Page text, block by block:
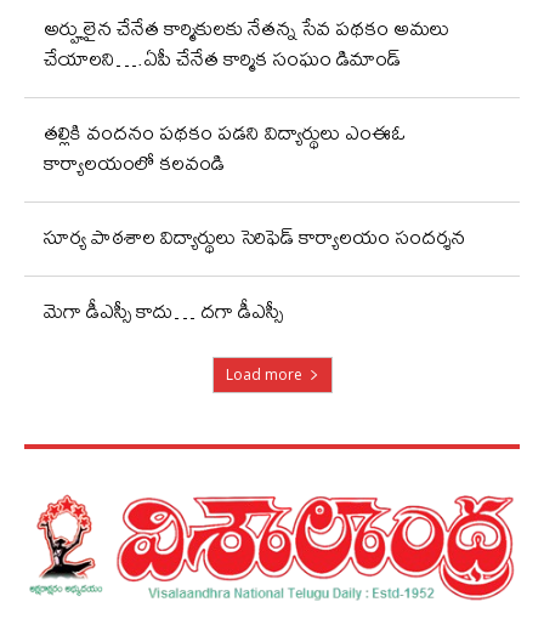
అర్హులైన చేనేత కార్మికులకు నేతన్న సేవ పథకం అమలు
చేయాలని….ఏపీ చేనేత కార్మిక సంఘం డిమాండ్
తల్లికి వందనం పథకం పడని విద్యార్థులు ఎంఈఓ
కార్యాలయంలో కలవండి
సూర్య పాఠశాల విద్యార్థులు సెరిఫెడ్ కార్యాలయం సందర్శన
మెగా డీఎస్సీ కాదు… దగా డీఎస్సీ
Load more